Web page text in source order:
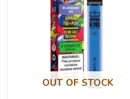
OUT OF STOCK